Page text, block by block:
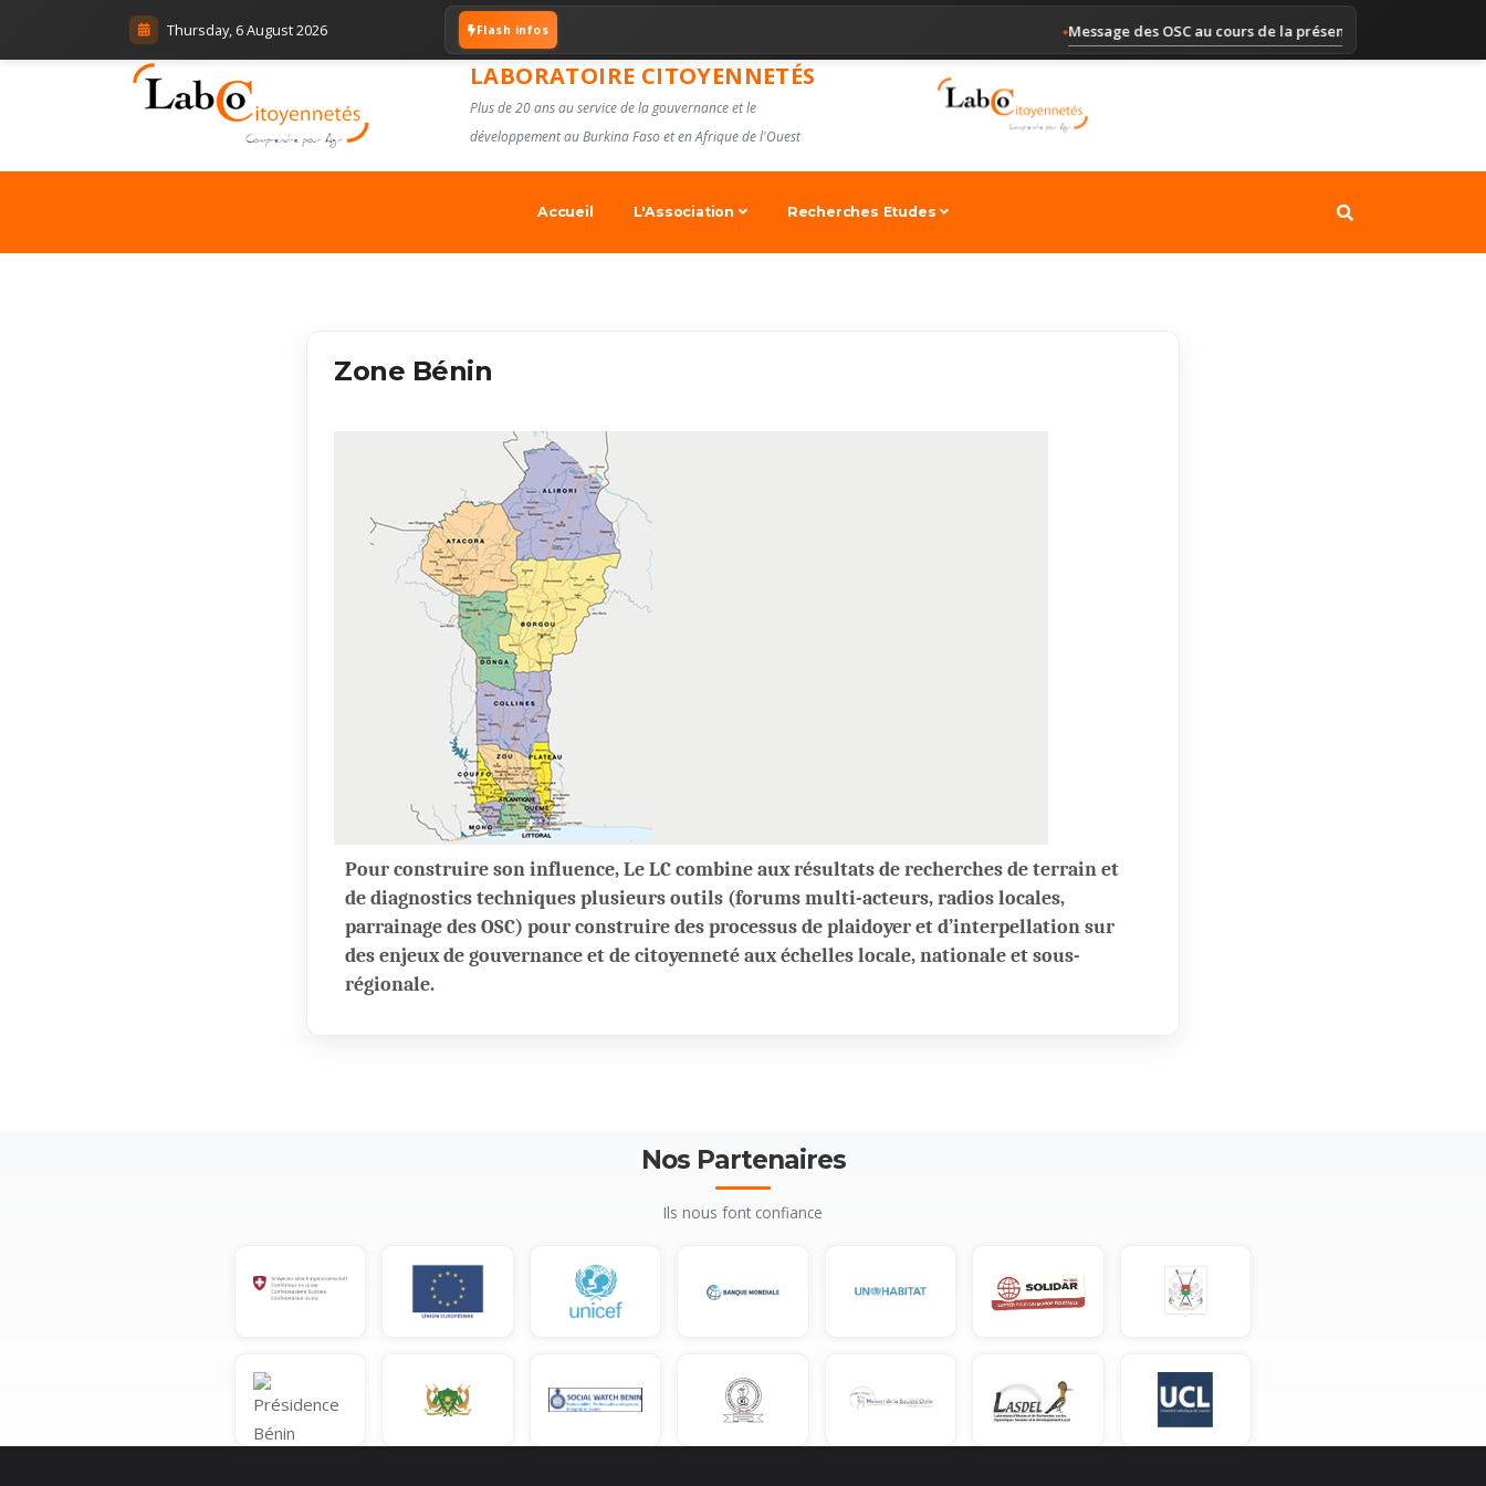
Thursday, 6 August 2026 Flash infos Message des OSC au cours de la présentation du Rapport
LABORATOIRE CITOYENNETÉS
Plus de 20 ans au service de la gouvernance et le
développement au Burkina Faso et en Afrique de l'Ouest
Accueil L'Association Recherches Etudes
Zone Bénin
Pour construire son influence, Le LC combine aux résultats de recherches de terrain et
de diagnostics techniques plusieurs outils (forums multi-acteurs, radios locales,
parrainage des OSC) pour construire des processus de plaidoyer et d’interpellation sur
des enjeux de gouvernance et de citoyenneté aux échelles locale, nationale et sous-
régionale.
Nos Partenaires
Ils nous font confiance